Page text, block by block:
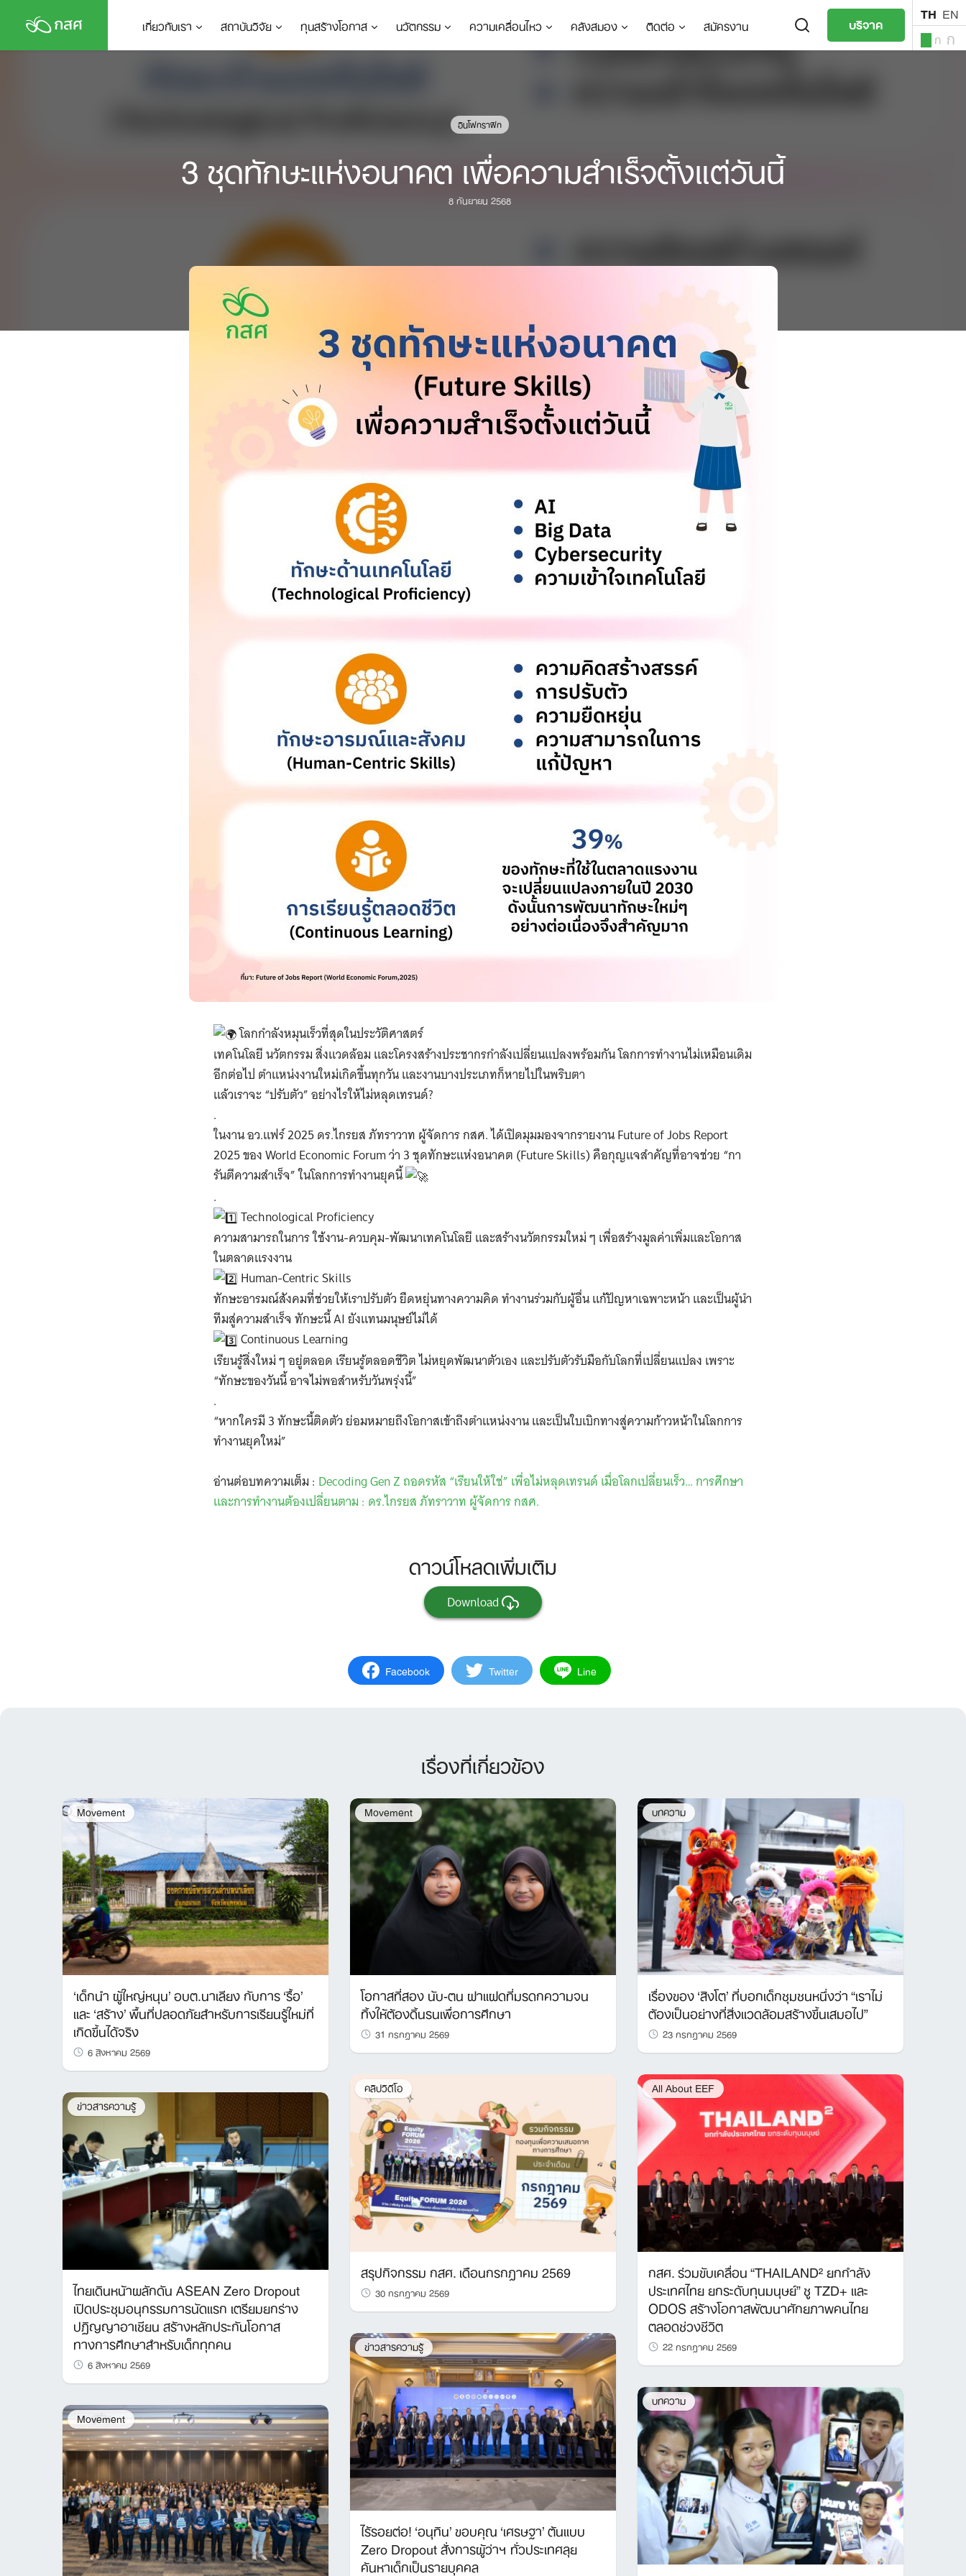
content
เกี่ยวกับเรา สถาบันวิจัย ทุนสร้างโอกาส นวัตกรรม ความเคลื่อนไหว คลังสมอง ติดต่อ สมัครงาน บริจาค TH EN
ก ก
อินโฟกราฟิก
3 ชุดทักษะแห่งอนาคต เพื่อความสำเร็จตั้งแต่วันนี้
8 กันยายน 2568
โลกกำลังหมุนเร็วที่สุดในประวัติศาสตร์
เทคโนโลยี นวัตกรรม สิ่งแวดล้อม และโครงสร้างประชากรกำลังเปลี่ยนแปลงพร้อมกัน โลกการทำงานไม่เหมือนเดิม
อีกต่อไป ตำแหน่งงานใหม่เกิดขึ้นทุกวัน และงานบางประเภทก็หายไปในพริบตา
แล้วเราจะ “ปรับตัว” อย่างไรให้ไม่หลุดเทรนด์?
.
ในงาน อว.แฟร์ 2025 ดร.ไกรยส ภัทราวาท ผู้จัดการ กสศ. ได้เปิดมุมมองจากรายงาน Future of Jobs Report
2025 ของ World Economic Forum ว่า 3 ชุดทักษะแห่งอนาคต (Future Skills) คือกุญแจสำคัญที่อาจช่วย “กา
รันตีความสำเร็จ” ในโลกการทำงานยุคนี้
.
Technological Proficiency
ความสามารถในการ ใช้งาน-ควบคุม-พัฒนาเทคโนโลยี และสร้างนวัตกรรมใหม่ ๆ เพื่อสร้างมูลค่าเพิ่มและโอกาส
ในตลาดแรงงาน
Human-Centric Skills
ทักษะอารมณ์สังคมที่ช่วยให้เราปรับตัว ยืดหยุ่นทางความคิด ทำงานร่วมกับผู้อื่น แก้ปัญหาเฉพาะหน้า และเป็นผู้นำ
ทีมสู่ความสำเร็จ ทักษะนี้ AI ยังแทนมนุษย์ไม่ได้
Continuous Learning
เรียนรู้สิ่งใหม่ ๆ อยู่ตลอด เรียนรู้ตลอดชีวิต ไม่หยุดพัฒนาตัวเอง และปรับตัวรับมือกับโลกที่เปลี่ยนแปลง เพราะ
“ทักษะของวันนี้ อาจไม่พอสำหรับวันพรุ่งนี้”
.
“หากใครมี 3 ทักษะนี้ติดตัว ย่อมหมายถึงโอกาสเข้าถึงตำแหน่งงาน และเป็นใบเบิกทางสู่ความก้าวหน้าในโลกการ
ทำงานยุคใหม่”
อ่านต่อบทความเต็ม : Decoding Gen Z ถอดรหัส “เรียนให้ใช่” เพื่อไม่หลุดเทรนด์ เมื่อโลกเปลี่ยนเร็ว… การศึกษา
และการทำงานต้องเปลี่ยนตาม : ดร.ไกรยส ภัทราวาท ผู้จัดการ กสศ.
ดาวน์โหลดเพิ่มเติม
Download
Facebook Twitter Line
เรื่องที่เกี่ยวข้อง
Movement
‘เด็กนำ ผู้ใหญ่หนุน’ อบต.นาเลียง กับการ ‘รื้อ’
และ ‘สร้าง’ พื้นที่ปลอดภัยสำหรับการเรียนรู้ใหม่ที่
เกิดขึ้นได้จริง
6 สิงหาคม 2569
ข่าวสารความรู้
ไทยเดินหน้าผลักดัน ASEAN Zero Dropout
เปิดประชุมอนุกรรมการนัดแรก เตรียมยกร่าง
ปฏิญญาอาเซียน สร้างหลักประกันโอกาส
ทางการศึกษาสำหรับเด็กทุกคน
6 สิงหาคม 2569
Movement
Movement
โอกาสที่สอง นับ-ตน ฝาแฝดที่มรดกความจน
ทิ้งให้ต้องดิ้นรนเพื่อการศึกษา
31 กรกฎาคม 2569
คลิปวิดีโอ
สรุปกิจกรรม กสศ. เดือนกรกฎาคม 2569
30 กรกฎาคม 2569
ข่าวสารความรู้
ไร้รอยต่อ! ‘อนุทิน’ ขอบคุณ ‘เศรษฐา’ ต้นแบบ
Zero Dropout สั่งการผู้ว่าฯ ทั่วประเทศลุย
ค้นหาเด็กเป็นรายบุคคล
บทความ
เรื่องของ ‘สิงโต’ ที่บอกเด็กชุมชนหนึ่งว่า “เราไม่
ต้องเป็นอย่างที่สิ่งแวดล้อมสร้างขึ้นเสมอไป”
23 กรกฎาคม 2569
All About EEF
กสศ. ร่วมขับเคลื่อน “THAILAND² ยกกำลัง
ประเทศไทย ยกระดับทุนมนุษย์” ชู TZD+ และ
ODOS สร้างโอกาสพัฒนาศักยภาพคนไทย
ตลอดช่วงชีวิต
22 กรกฎาคม 2569
บทความ